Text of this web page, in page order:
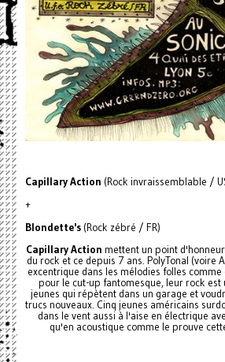
Capillary Action (Rock invraissemblable /
+
Blondette's(Rock zébré / FR)
Capillary Action mettent un point
du rock et ce depuis 7 ans. PolyTonal (voire
excentrique dans les mélodies folles
pour le cut-up fantomesque, leur rock est
jeunes qui répètent dans un garage et
trucs nouveaux. Cinq jeunes américains
dans le vent aussi à l'aise en électrique
qu'en acoustique comme le prouve